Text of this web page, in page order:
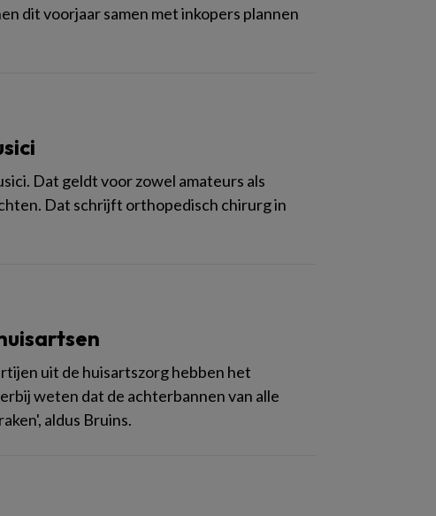
dit voorjaar samen met inkopers plannen
Dat geldt voor zowel amateurs als
Dat schrijft orthopedisch chirurg in
uit de huisartszorg hebben het
weten dat de achterbannen van alle
aldus Bruins.